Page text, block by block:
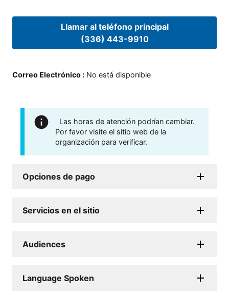
Llamar al teléfono principal
(336) 443-9910
Correo Electrónico : No está disponible
Las horas de atención podrían cambiar.
Por favor visite el sitio web de la
organización para verificar.
Opciones de pago
Servicios en el sitio
Audiences
Language Spoken